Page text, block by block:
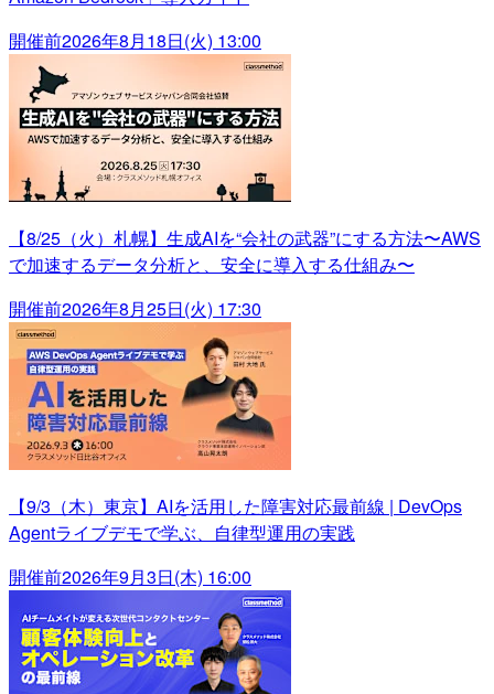
開催前2026年8月18日(火) 13:00
【8/25（火）札幌】生成AIを“会社の武器”にする方法〜AWS
で加速するデータ分析と、安全に導入する仕組み〜
開催前2026年8月25日(火) 17:30
【9/3（木）東京】AIを活用した障害対応最前線 | DevOps
Agentライブデモで学ぶ、自律型運用の実践
開催前2026年9月3日(木) 16:00